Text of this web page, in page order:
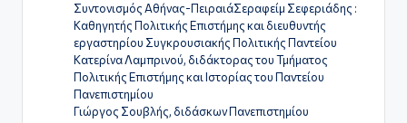
Συντονισμός Αθήνας-ΠειραιάΣεραφείμ Σεφεριάδης :
Καθηγητής Πολιτικής Επιστήμης και διευθυντής
εργαστηρίου Συγκρουσιακής Πολιτικής Παντείου
Κατερίνα Λαμπρινού, διδάκτορας του Τμήματος
Πολιτικής Επιστήμης και Ιστορίας του Παντείου
Πανεπιστημίου
Γιώργος Σουβλής, διδάσκων Πανεπιστημίου